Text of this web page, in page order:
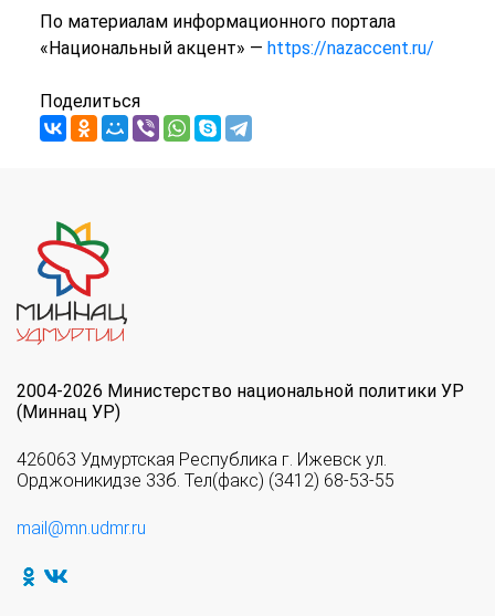
По материалам информационного портала
«Национальный акцент» — https://nazaccent.ru/
Поделиться
2004-2026 Министерство национальной политики УР
(Миннац УР)
426063 Удмуртская Республика г. Ижевск ул.
Орджоникидзе 33б. Тел(факс) (3412) 68-53-55
mail@mn.udmr.ru